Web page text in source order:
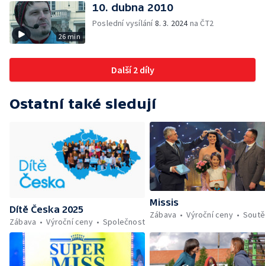
26 min
10. dubna 2010
Poslední vysílání8. 3. 2024na ČT2
Další 2 díly
Ostatní také sledují
Dítě Česka 2025
Zábava
Výroční ceny Společnost
Missis
Zábava
Výroční ceny